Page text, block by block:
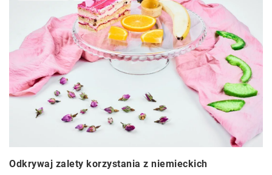
Odkrywaj zalety korzystania z niemieckich